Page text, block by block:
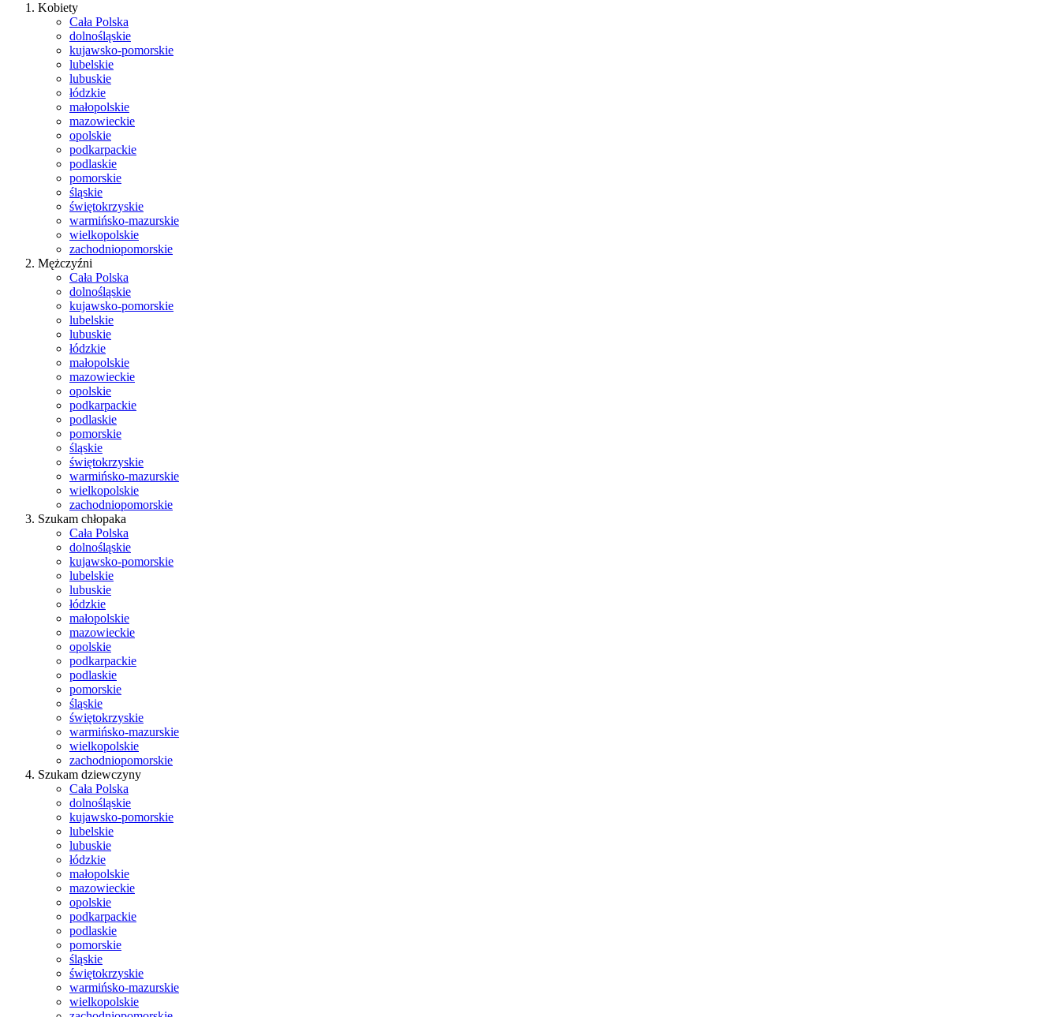
Kobiety
Cała Polska
dolnośląskie
kujawsko-pomorskie
lubelskie
lubuskie
łódzkie
małopolskie
mazowieckie
opolskie
podkarpackie
podlaskie
pomorskie
śląskie
świętokrzyskie
warmińsko-mazurskie
wielkopolskie
zachodniopomorskie
Mężczyźni
Cała Polska
dolnośląskie
kujawsko-pomorskie
lubelskie
lubuskie
łódzkie
małopolskie
mazowieckie
opolskie
podkarpackie
podlaskie
pomorskie
śląskie
świętokrzyskie
warmińsko-mazurskie
wielkopolskie
zachodniopomorskie
Szukam chłopaka
Cała Polska
dolnośląskie
kujawsko-pomorskie
lubelskie
lubuskie
łódzkie
małopolskie
mazowieckie
opolskie
podkarpackie
podlaskie
pomorskie
śląskie
świętokrzyskie
warmińsko-mazurskie
wielkopolskie
zachodniopomorskie
Szukam dziewczyny
Cała Polska
dolnośląskie
kujawsko-pomorskie
lubelskie
lubuskie
łódzkie
małopolskie
mazowieckie
opolskie
podkarpackie
podlaskie
pomorskie
śląskie
świętokrzyskie
warmińsko-mazurskie
wielkopolskie